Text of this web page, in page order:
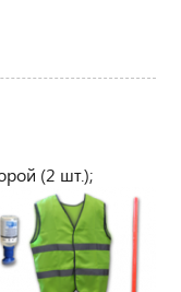
(2 шт.);